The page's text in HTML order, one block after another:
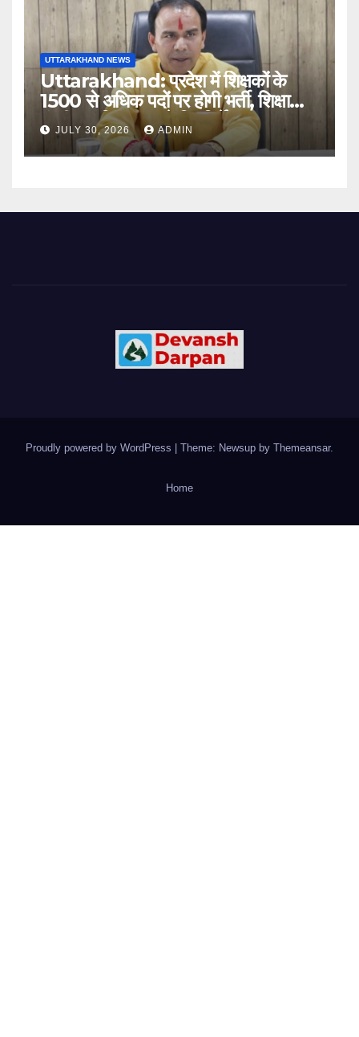
UTTARAKHAND NEWS
Uttarakhand: प्रदेश में शिक्षकों के
1500 से अधिक पदों पर होगी भर्ती, शिक्षा
मंत्री धन सिंह रावत ने दिए निर्देश
JULY 30, 2026 ADMIN
Proudly powered by WordPress Theme: Newsup by Themeansar.
Home